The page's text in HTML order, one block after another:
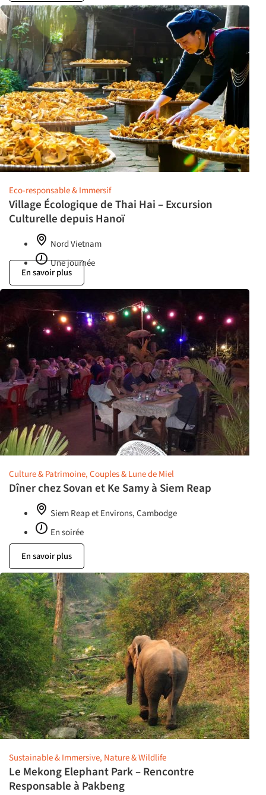
Eco-responsable & Immersif
Village Écologique de Thai Hai – Excursion
Culturelle depuis Hanoï
Nord Vietnam
Une journée
En savoir plus
Culture & Patrimoine, Couples & Lune de Miel
Dîner chez Sovan et Ke Samy à Siem Reap
Siem Reap et Environs, Cambodge
En soirée
En savoir plus
Sustainable & Immersive, Nature & Wildlife
Le Mekong Elephant Park – Rencontre
Responsable à Pakbeng